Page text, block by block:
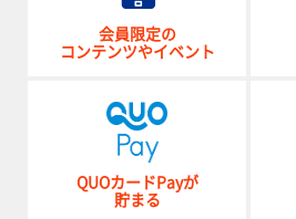
会員限定の
コンテンツやイベント
QUOカードPayが
貯まる